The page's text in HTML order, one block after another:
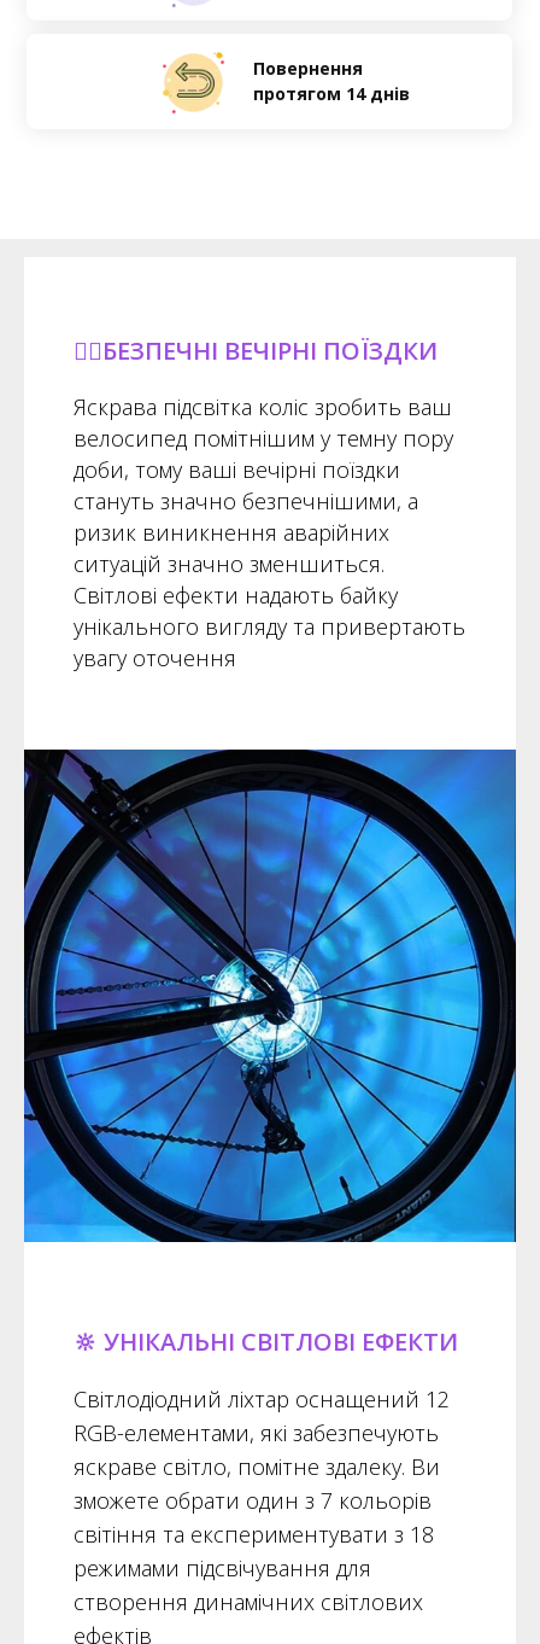
Повернення
протягом 14 днів
🚴‍♀️БЕЗПЕЧНІ ВЕЧІРНІ ПОЇЗДКИ
Яскрава підсвітка коліс зробить ваш
велосипед помітнішим у темну пору
доби, тому ваші вечірні поїздки
стануть значно безпечнішими, а
ризик виникнення аварійних
ситуацій значно зменшиться.
Світлові ефекти надають байку
унікального вигляду та привертають
увагу оточення
🔆️ УНІКАЛЬНІ СВІТЛОВІ ЕФЕКТИ
Світлодіодний ліхтар оснащений 12
RGB-елементами, які забезпечують
яскраве світло, помітне здалеку. Ви
зможете обрати один з 7 кольорів
світіння та експериментувати з 18
режимами підсвічування для
створення динамічних світлових
ефектів